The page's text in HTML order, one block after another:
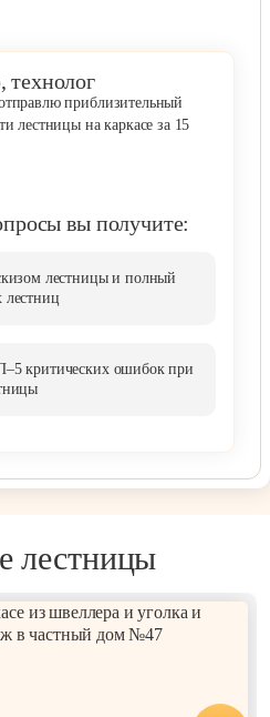
технолог
приблизительный
лестницы на каркасе за 15
вы получите:
лестницы и полный
лестниц
критических ошибок при
лестницы